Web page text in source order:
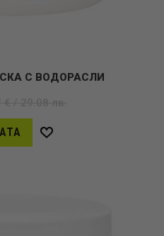
С ВОДОРАСЛИ
Добави